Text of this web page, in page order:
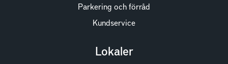
Parkering och förråd
Kundservice
Lokaler